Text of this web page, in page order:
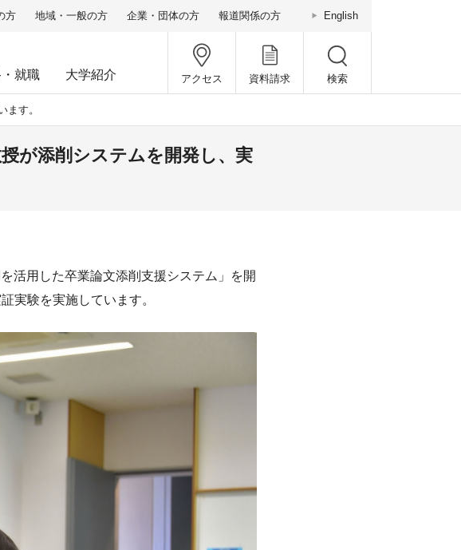
方 地域・一般の方 企業・団体の方 報道関係の方 English
アクセス 資料請求 検索
就職 大学紹介
す。
が添削システムを開発し、実
活用した卒業論文添削支援システム」を開
実験を実施しています。